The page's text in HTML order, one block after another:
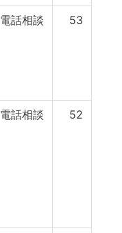
電話相談 53
電話相談 52